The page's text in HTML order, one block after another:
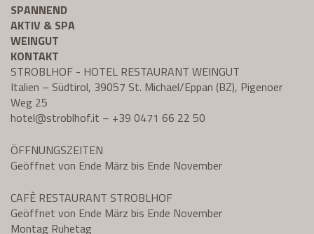
SPANNEND
AKTIV & SPA
WEINGUT
KONTAKT
STROBLHOF - HOTEL RESTAURANT WEINGUT
Italien – Südtirol, 39057 St. Michael/Eppan (BZ), Pigenoer
Weg 25
hotel@stroblhof.it – +39 0471 66 22 50
ÖFFNUNGSZEITEN
Geöffnet von Ende März bis Ende November
CAFÈ RESTAURANT STROBLHOF
Geöffnet von Ende März bis Ende November
Montag Ruhetag